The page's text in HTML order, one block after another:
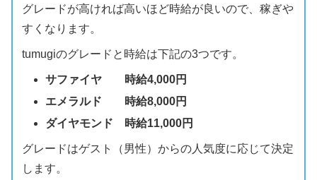
グレードが高ければ高いほど時給が良いので、稼ぎや
すくなります。
tumugiのグレードと時給は下記の3つです。
サファイヤ 時給4,000円
エメラルド 時給8,000円
ダイヤモンド 時給11,000円
グレードはゲスト（男性）からの人気度に応じて決定
します。